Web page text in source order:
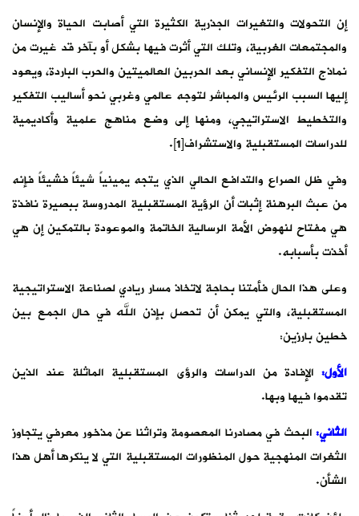
إن التحولات والتغيرات الجذرية الكثيرة التي أصابت الحياة والإنسان
والمجتمعات الغربية، وتلك التي أثرت فيها بشكل أو بآخر قد غيرت من
نماذج التفكير الإنساني بعد الحربين العالميتين والحرب الباردة، ويعود
إليها السبب الرئيس والمباشر لتوجه عالمي وغربي نحو أساليب التفكير
والتخطيط الاستراتيجي، ومنها إلى وضع مناهج علمية وأكاديمية
للدراسات المستقبلية والاستشراف[1].
وفي ظل الصراع والتدافع الحالي الذي يتجه يمينياً شيئاً فشيئاً فإنه
من عبث البرهنة إثبات أن الرؤية المستقبلية المدروسة ببصيرة نافذة
هي مفتاح لنهوض الأمة الرسالية الخاتمة والموعودة بالتمكين إن هي
أخذت بأسبابه.
وعلى هذا الحال فأمتنا بحاجة لاتخاذ مسار ريادي لصناعة الاستراتيجية
المستقبلية، والتي يمكن أن تحصل بإذن الله في حال الجمع بين
خطين بارزين:
الأول: الإفادة من الدراسات والرؤى المستقبلية الماثلة عند الذين
تقدموا فيها وبها.
الثاني:البحث في مصادرنا المعصومة وتراثنا عن مذخور معرفي يتجاوز
الثغرات المنهجية حول المنظورات المستقبلية التي لا ينكرها أهل هذا
الشأن.